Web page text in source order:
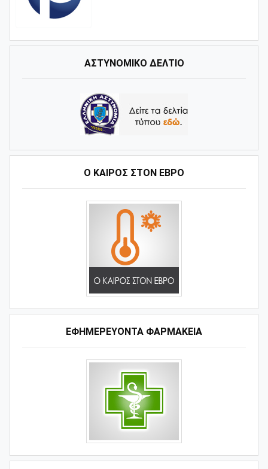
ΑΣΤΥΝΟΜΙΚΟ ΔΕΛΤΙΟ
Ο ΚΑΙΡΌΣ ΣΤΟΝ ΈΒΡΟ
ΕΦΗΜΕΡΕΥΟΝΤΑ ΦΑΡΜΑΚΕΙΑ